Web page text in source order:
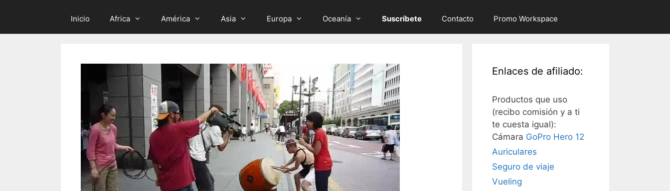
Inicio Africa América Asia Europa Oceanía Suscríbete Contacto Promo Workspace
Enlaces de afiliado:
Productos que uso
(recibo comisión y a ti
te cuesta igual):
Cámara GoPro Hero 12
Auriculares
Seguro de viaje
Vueling